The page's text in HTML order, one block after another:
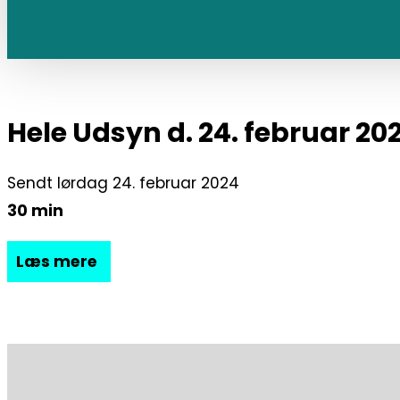
Hele Udsyn d. 24. februar
Sendt lørdag 24. februar 2024
30 min
Udsyn viser de følgende programmer:
Rigtig mange mennesker interesserer sig for
Læs mere